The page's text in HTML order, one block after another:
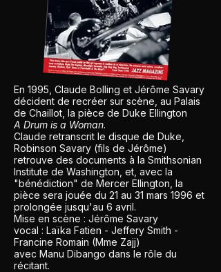
En 1995, Claude Bolling et Jérôme Savary
décident de recréer sur scène, au Palais
de Chaillot, la pièce de Duke Ellington
A Drum is a Woman.
Claude retranscrit le disque de Duke,
Robinson Savary (fils de Jérôme)
retrouve des documents à la Smithsonian
Institute de Washington, et, avec la
"bénédiction" de Mercer Ellington, la
pièce sera jouée du 21 au 31 mars 1996 et
prolongée jusqu'au 6 avril.
Mise en scène : Jérôme Savary
vocal : Laïka Fatien - Jeffery Smith -
Francine Romain (Mme Zajj)
avec Manu Dibango dans le rôle du
récitant.